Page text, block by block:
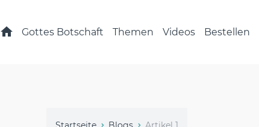
Startseite
Gottes Botschaft Themen Videos Bestellen